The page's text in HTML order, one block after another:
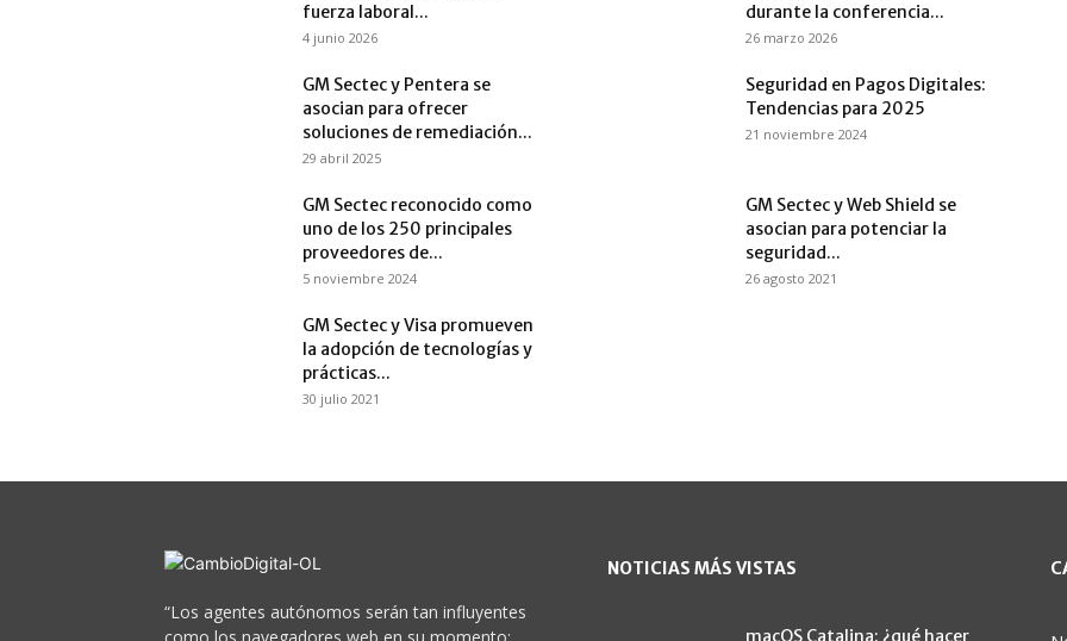
fuerza laboral...
4 junio 2026
durante la conferencia...
26 marzo 2026
GM Sectec y Pentera se
asocian para ofrecer
soluciones de remediación...
29 abril 2025
Seguridad en Pagos Digitales:
Tendencias para 2025
21 noviembre 2024
GM Sectec reconocido como
uno de los 250 principales
proveedores de...
5 noviembre 2024
GM Sectec y Web Shield se
asocian para potenciar la
seguridad...
26 agosto 2021
GM Sectec y Visa promueven
la adopción de tecnologías y
prácticas...
30 julio 2021
“Los agentes autónomos serán tan influyentes
NOTICIAS MÁS VISTAS
macOS Catalina: ¿qué hacer